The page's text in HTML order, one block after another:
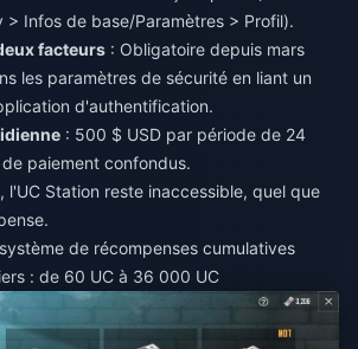
Infos de base/Paramètres > Profil).
facteurs : Obligatoire depuis mars
les paramètres de sécurité en liant un
d'authentification.
: 500 $ USD par période de 24
paiement confondus.
l'UC Station reste inaccessible, quel que
de récompenses cumulatives
: de 60 UC à 36 000 UC